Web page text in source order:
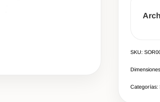
SKU:
Categorías: